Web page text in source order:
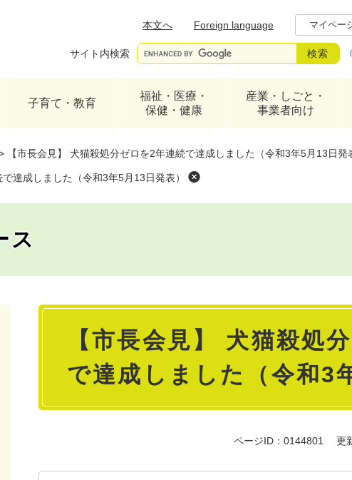
本文へ
Foreign language マイペー
サイト内検索
子育て・教育
福祉・医療・
保健・健康
産業・しごと・
事業者向け
【市長会見】 犬猫殺処分ゼロを2年連続で達成しました（令和3年5月13日発
達成しました（令和3年5月13日発表）
ス
本
【市長会見】 犬猫殺処
で達成しました（令和3
ページID：0144801 更